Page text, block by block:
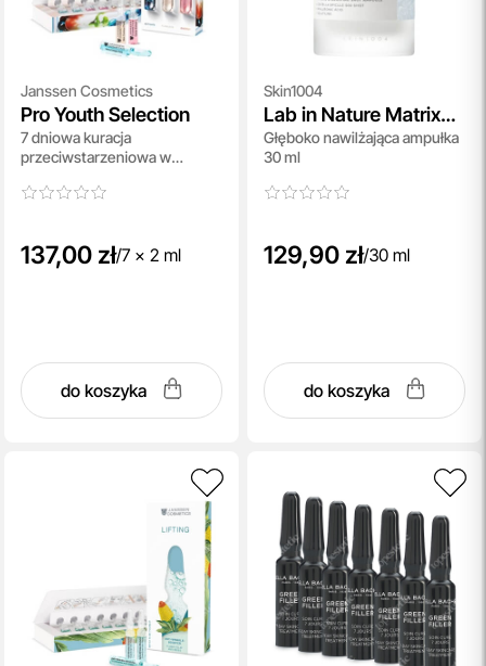
Janssen Cosmetics
Pro Youth Selection
7 dniowa kuracja
przeciwstarzeniowa w
137,00 zł/7 x 2 ml
do koszyka
Skin1004
Lab in Nature Matrixyl
10 Boosting Shot
Ampoule
Głęboko nawilżająca ampułka
30 ml
129,90 zł/30 ml
do koszyka